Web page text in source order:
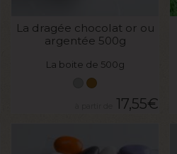
La dragée chocolat or ou
argentée 500g
La boite de 500g
17,55€